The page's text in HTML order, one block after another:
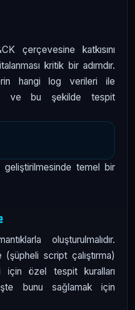
çerçevesine katkısını
kritik bir adımdır.
hangi log verileri ile
ve bu şekilde tespit
geliştirilmesinde temel bir
oluşturulmalıdır.
script çalıştırma)
özel tespit kuralları
bunu sağlamak için